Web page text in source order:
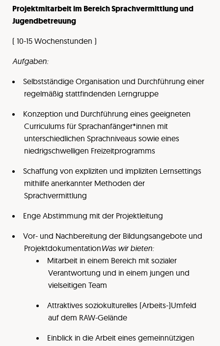
Projektmitarbeit im Bereich Sprachvermittlung und
Jugendbetreuung
( 10-15 Wochenstunden )
Aufgaben:
Selbstständige Organisation und Durchführung einer
regelmäßig stattfindenden Lerngruppe
Konzeption und Durchführung eines geeigneten
Curriculums für Sprachanfänger*innen mit
unterschiedlichen Sprachniveaus sowie eines
niedrigschwelligen Freizeitprogramms
Schaffung von expliziten und impliziten Lernsettings
mithilfe anerkannter Methoden der
Sprachvermittlung
Enge Abstimmung mit der Projektleitung
Vor- und Nachbereitung der Bildungsangebote und
ProjektdokumentationWas wir bieten:
Mitarbeit in einem Bereich mit sozialer
Verantwortung und in einem jungen und
vielseitigen Team
Attraktives soziokulturelles (Arbeits-)Umfeld
auf dem RAW-Gelände
Einblick in die Arbeit eines gemeinnützigen